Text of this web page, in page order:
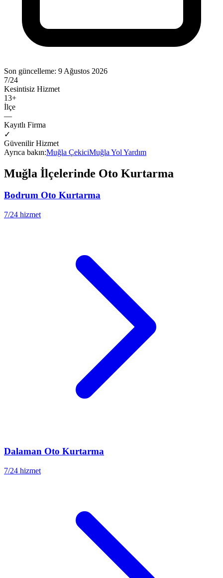
Son güncelleme: 9 Ağustos 2026
7/24
Kesintisiz Hizmet
13+
İlçe
—
Kayıtlı Firma
✓
Güvenilir Hizmet
Ayrıca bakın:Muğla ÇekiciMuğla Yol Yardım
Muğla İlçelerinde Oto Kurtarma
Bodrum Oto Kurtarma
7/24 hizmet
Dalaman Oto Kurtarma
7/24 hizmet